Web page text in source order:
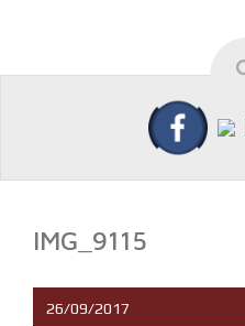
IMG_9115
26/09/2017